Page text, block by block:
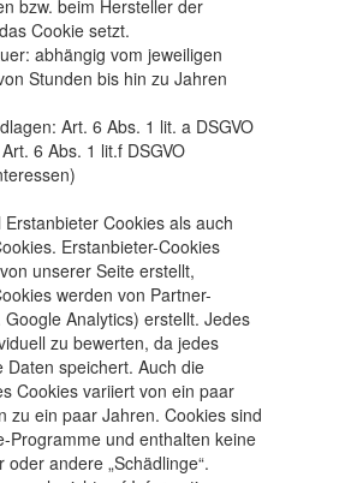
bzw. beim Hersteller der
Cookie setzt.
abhängig vom jeweiligen
Stunden bis hin zu Jahren
Art. 6 Abs. 1 lit. a DSGVO
6 Abs. 1 lit.f DSGVO
Erstanbieter Cookies als auch
Erstanbieter-Cookies
unserer Seite erstellt,
werden von Partner-
Google Analytics) erstellt. Jedes
zu bewerten, da jedes
Daten speichert. Auch die
Cookies variiert von ein paar
zu ein paar Jahren. Cookies sind
Programme und enthalten keine
oder andere „Schädlinge“.